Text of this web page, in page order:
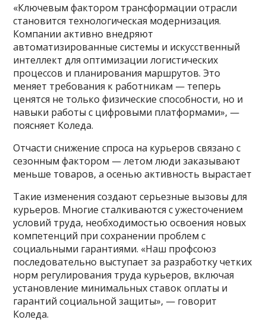
«Ключевым фактором трансформации отрасли
становится технологическая модернизация.
Компании активно внедряют
автоматизированные системы и искусственный
интеллект для оптимизации логистических
процессов и планирования маршрутов. Это
меняет требования к работникам — теперь
ценятся не только физические способности, но и
навыки работы с цифровыми платформами», —
поясняет Коледа.
Отчасти снижение спроса на курьеров связано с
сезонным фактором — летом люди заказывают
меньше товаров, а осенью активность вырастает
Такие изменения создают серьезные вызовы для
курьеров. Многие сталкиваются с ужесточением
условий труда, необходимостью освоения новых
компетенций при сохранении проблем с
социальными гарантиями. «Наш профсоюз
последовательно выступает за разработку четких
норм регулирования труда курьеров, включая
установление минимальных ставок оплаты и
гарантий социальной защиты», — говорит
Коледа.